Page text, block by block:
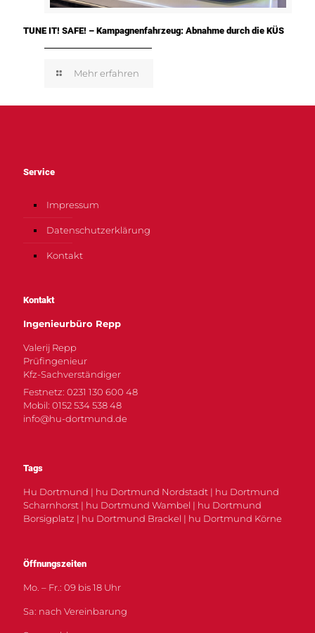
TUNE IT! SAFE! – Kampagnenfahrzeug: Abnahme durch die KÜS
Mehr erfahren
Service
Impressum
Datenschutzerklärung
Kontakt
Kontakt
Ingenieurbüro Repp
Valerij Repp
Prüfingenieur
Kfz-Sachverständiger
Festnetz: 0231 130 600 48
Mobil: 0152 534 538 48
info@hu-dortmund.de
Tags
Hu Dortmund | hu Dortmund Nordstadt | hu Dortmund
Scharnhorst | hu Dortmund Wambel | hu Dortmund
Borsigplatz | hu Dortmund Brackel | hu Dortmund Körne
Öffnungszeiten
Mo. – Fr.: 09 bis 18 Uhr
Sa: nach Vereinbarung